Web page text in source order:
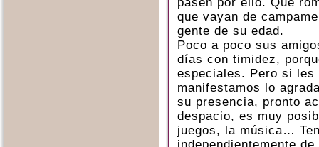
que vayan de
gente de su edad.
Poco a poco sus
días con timidez,
especiales. Pero si
manifestamos lo
su presencia, pronto
despacio, es muy
juegos, la música…